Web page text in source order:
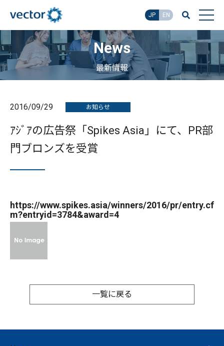
JP EN
News
最新情報
2016/09/29 お知らせ
ｱｼﾞｱの広告祭「Spikes Asia」にて、PR部
門ブロンズを受賞
https://www.spikes.asia/winners/2016/pr/entry.cf
m?entryid=3784&award=4
一覧に戻る